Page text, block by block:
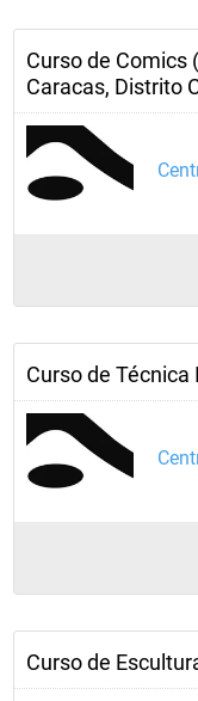
Curso de Comics
Caracas, Distrito
Curso de
Curso de